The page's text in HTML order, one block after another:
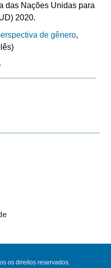
das Nações Unidas para
2020.
de gênero,
os direitos reservados.